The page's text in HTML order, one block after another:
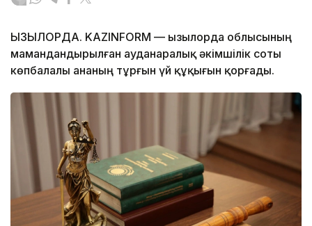
ҚЫЗЫЛОРДА. KAZINFORM — Қызылорда облысының
мамандандырылған ауданаралық әкімшілік соты
көпбалалы ананың тұрғын үй құқығын қорғады.